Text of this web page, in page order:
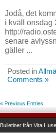
Jodå, det
i kväll onsdag
http://
senare
gäller ...
Posted in
Comments »
« Previous Entries
Bulletiner från Vita